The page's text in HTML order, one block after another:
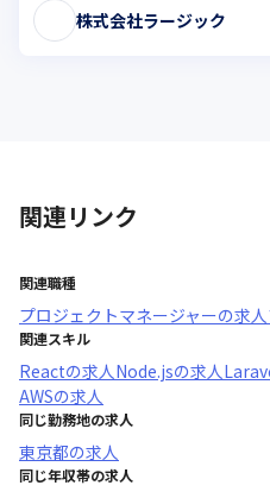
株式会社ラージック
関連リンク
関連職種
プロジェクトマネージャーの求人
関連スキル
Reactの求人Node.jsの求人
AWSの求人
同じ勤務地の求人
東京都の求人
同じ年収帯の求人